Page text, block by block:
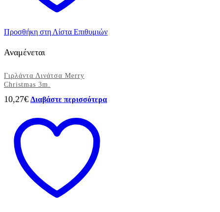
Προσθήκη στη Λίστα Επιθυμιών
Αναμένεται
Γιρλάντα Λινάτσα Merry
Christmas 3m.
10,27€ Διαβάστε περισσότερα